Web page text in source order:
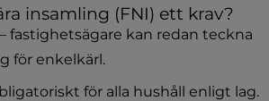
insamling (FNI) ett krav?
fastighetsägare kan redan teckna
för enkelkärl.
för alla hushåll enligt lag.